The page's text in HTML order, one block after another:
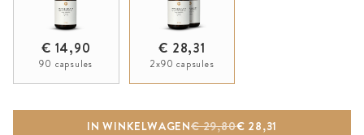
€ 14,90
90 capsules
€ 28,31
2x90 capsules
IN WINKELWAGEN € 28,31
€ 29,80